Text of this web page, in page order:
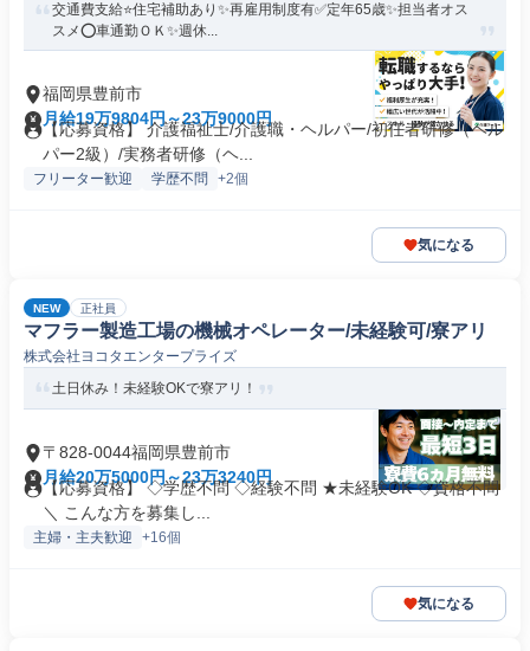
交通費支給⭐️住宅補助あり✨再雇用制度有✅️定年65歳✨担当者オス
スメ⭕️車通勤ＯＫ✨週休...
福岡県豊前市
月給19万9804円～23万9000円
【応募資格】 介護福祉士/介護職・ヘルパー/初任者研修（ヘル
パー2級）/実務者研修（ヘ...
フリーター歓迎 学歴不問 +2個
気になる
NEW 正社員
マフラー製造工場の機械オペレーター/未経験可/寮アリ
株式会社ヨコタエンタープライズ
土日休み！未経験OKで寮アリ！
〒828-0044福岡県豊前市
月給20万5000円～23万3240円
【応募資格】 ◇学歴不問 ◇経験不問 ★未経験OK ◇資格不問
＼ こんな方を募集し...
主婦・主夫歓迎 +16個
気になる